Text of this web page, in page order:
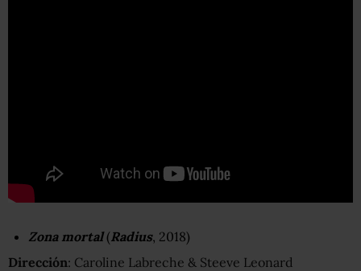
Zona mortal(Radius, 2018)
Dirección: Caroline Labreche & Steeve Leonard